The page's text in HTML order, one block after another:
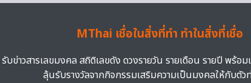
MThai เชื่อในสิ่งที่ทำ ทำในสิ่งที่เชื่อ
รับข่าวสารเลขมงคล สถิติเลขดัง ดวงรายวัน รายเดือน รายปี พร้อม
ลุ้นรับรางวัลจากกิจกรรมเสริมความเป็นมงคลให้กับตัว